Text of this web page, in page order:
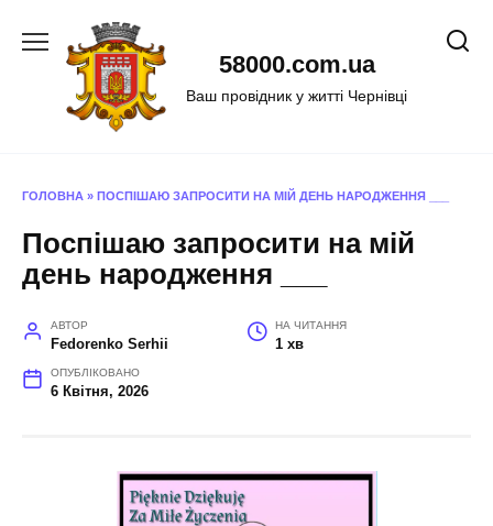
58000.com.ua
Ваш провідник у житті Чернівці
ГОЛОВНА » ПОСПІШАЮ ЗАПРОСИТИ НА МІЙ ДЕНЬ НАРОДЖЕННЯ ___
Поспішаю запросити на мій
день народження ___
АВТОР
Fedorenko Serhii
НА ЧИТАННЯ
1 хв
ОПУБЛІКОВАНО
6 Квітня, 2026